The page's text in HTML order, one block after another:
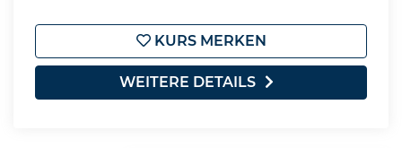
KURS MERKEN
WEITERE DETAILS